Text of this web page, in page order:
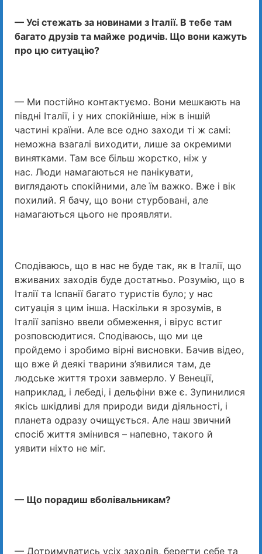
— Усі стежать за новинами з Італії. В тебе там
багато друзів та майже родичів. Що вони кажуть
про цю ситуацію?
— Ми постійно контактуємо. Вони мешкають на
півдні Італії, і у них спокійніше, ніж в іншій
частині країни. Але все одно заходи ті ж самі:
неможна взагалі виходити, лише за окремими
винятками. Там все більш жорстко, ніж у
нас. Люди намагаються не панікувати,
виглядають спокійними, але їм важко. Вже і вік
похилий. Я бачу, що вони стурбовані, але
намагаються цього не проявляти.
Сподіваюсь, що в нас не буде так, як в Італії, що
вживаних заходів буде достатньо. Розумію, що в
Італії та Іспанії багато туристів було; у нас
ситуація з цим інша. Наскільки я зрозумів, в
Італії запізно ввели обмеження, і вірус встиг
розповсюдитися. Сподіваюсь, що ми це
пройдемо і зробимо вірні висновки. Бачив відео,
що вже й деякі тварини з’явилися там, де
людське життя трохи завмерло. У Венеції,
наприклад, і лебеді, і дельфіни вже є. Зупинилися
якісь шкідливі для природи види діяльності, і
планета одразу очищується. Але наш звичний
спосіб життя змінився – напевно, такого й
уявити ніхто не міг.
— Що порадиш вболівальникам?
— Дотримуватись усіх заходів, берегти себе та